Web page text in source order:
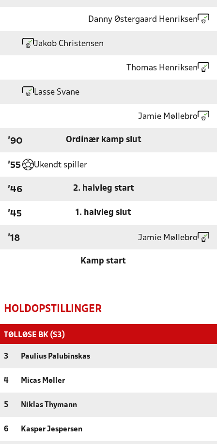
Danny Østergaard Henriksen
Jakob Christensen
Thomas Henriksen
Lasse Svane
Jamie Møllebro
'90 Ordinær kamp slut
'55 Ukendt spiller
'46 2. halvleg start
'45 1. halvleg slut
'18 Jamie Møllebro
Kamp start
HOLDOPSTILLINGER
TØLLØSE BK (S3)
3 Paulius Palubinskas
4 Micas Møller
5 Niklas Thymann
6 Kasper Jespersen